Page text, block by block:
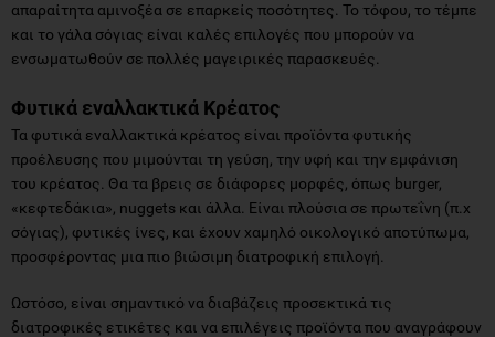
απαραίτητα αμινοξέα σε επαρκείς ποσότητες. Το τόφου, το τέμπε
και το γάλα σόγιας είναι καλές επιλογές που μπορούν να
ενσωματωθούν σε πολλές μαγειρικές παρασκευές.
Φυτικά εναλλακτικά Κρέατος
Τα φυτικά εναλλακτικά κρέατος είναι προϊόντα φυτικής
προέλευσης που μιμούνται τη γεύση, την υφή και την εμφάνιση
του κρέατος. Θα τα βρεις σε διάφορες μορφές, όπως burger,
«κεφτεδάκια», nuggets και άλλα. Είναι πλούσια σε πρωτεΐνη (π.χ
σόγιας), φυτικές ίνες, και έχουν χαμηλό οικολογικό αποτύπωμα,
προσφέροντας μια πιο βιώσιμη διατροφική επιλογή.
Ωστόσο, είναι σημαντικό να διαβάζεις προσεκτικά τις
διατροφικές ετικέτες και να επιλέγεις προϊόντα που αναγράφουν